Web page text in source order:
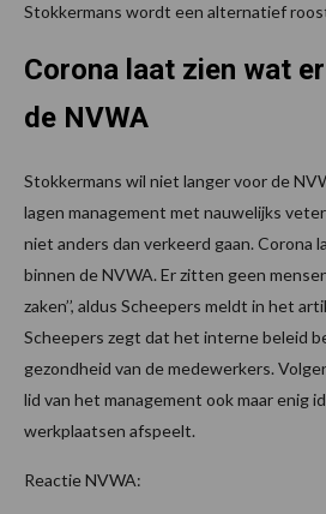
Stokkermans wordt een alternatief
Corona laat zien wat
de NVWA
Stokkermans wil niet langer voor de
lagen management met nauwelijks
niet anders dan verkeerd gaan. Corona
binnen de NVWA. Er zitten geen
zaken’’, aldus Scheepers meldt in het
Scheepers zegt dat het interne beleid
gezondheid van de medewerkers.
lid van het management ook maar enig
werkplaatsen afspeelt.
Reactie NVWA: